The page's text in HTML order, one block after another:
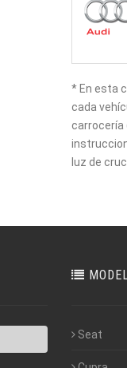
* En esta
cada
carrocería
luz de
Seat